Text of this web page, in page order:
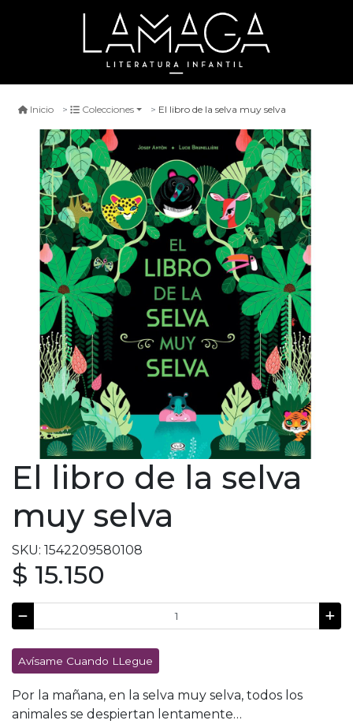
Inicio Colecciones El libro de la selva muy selva
El libro de la selva
muy selva
SKU: 1542209580108
$ 15.150
Avísame Cuando LLegue
Por la mañana, en la selva muy selva, todos los
animales se despiertan lentamente…